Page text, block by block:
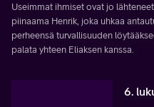
Useimmat ihmiset ovat jo
piinaama Henrik, joka uhkaa
perheensä turvallisuuden
palata yhteen Eliaksen kanssa.
6.